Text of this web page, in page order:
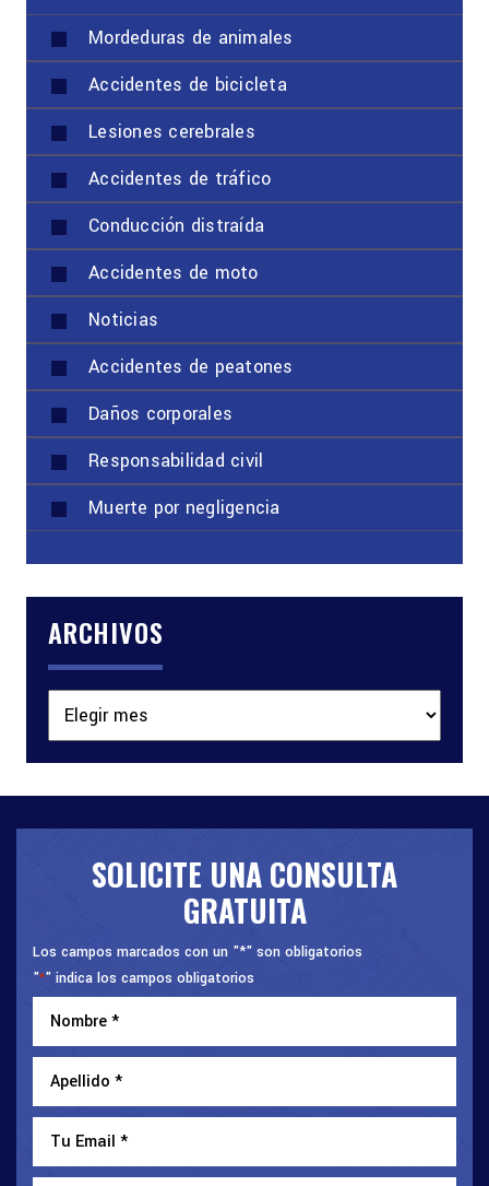
Mordeduras de animales
Accidentes de bicicleta
Lesiones cerebrales
Accidentes de tráfico
Conducción distraída
Accidentes de moto
Noticias
Accidentes de peatones
Daños corporales
Responsabilidad civil
Muerte por negligencia
ARCHIVOS
SOLICITE UNA CONSULTA
GRATUITA
Los campos marcados con un "*" son obligatorios
"*" indica los campos obligatorios